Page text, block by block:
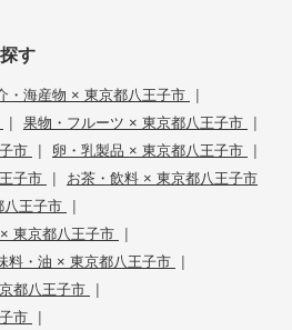
す
・海産物 × 東京都八王子市 |
| 果物・フルーツ × 東京都八王子市 |
市 | 卵・乳製品 × 東京都八王子市 |
子市 | お茶・飲料 × 東京都八王子市
八王子市 |
東京都八王子市 |
料・油 × 東京都八王子市 |
都八王子市 |
市 |